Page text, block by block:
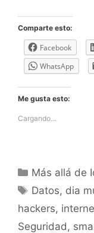
Comparte esto:
Facebook
WhatsApp
Me gusta esto:
Cargando...
Categorías
Más allá de
Etiquetas
Datos, dia
hackers,
Seguridad,